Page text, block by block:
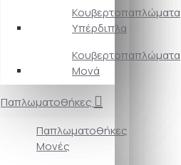
Κουβερτοπαπλώματα
Υπέρδιπλα
Κουβερτοπαπλώματα
Μονά
Παπλωματοθήκες
Παπλωματοθήκες
Μονές